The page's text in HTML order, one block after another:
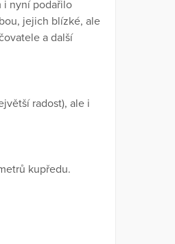
i nyní podařilo
jejich blízké, ale
a další
radost), ale i
kupředu.